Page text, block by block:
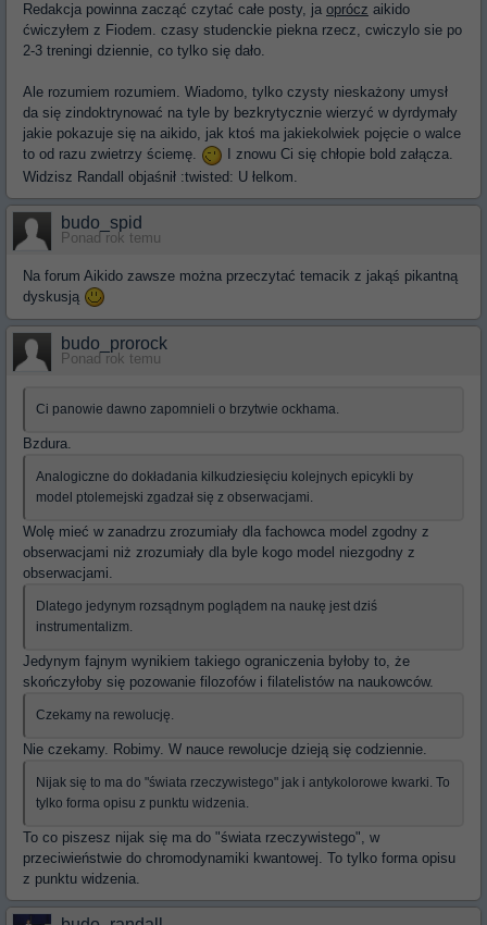
Redakcja powinna zacząć czytać całe posty, ja oprócz aikido
ćwiczyłem z Fiodem. czasy studenckie piekna rzecz, cwiczylo sie po
2-3 treningi dziennie, co tylko się dało.
Ale rozumiem rozumiem. Wiadomo, tylko czysty nieskażony umysł
da się zindoktrynować na tyle by bezkrytycznie wierzyć w dyrdymały
jakie pokazuje się na aikido, jak ktoś ma jakiekolwiek pojęcie o walce
to od razu zwietrzy ściemę.
I znowu Ci się chłopie bold załącza.
Widzisz Randall objaśnił :twisted: U łelkom.
budo_spid
Ponad rok temu
Na forum Aikido zawsze można przeczytać temacik z jakąś pikantną
dyskusją
budo_prorock
Ponad rok temu
Ci panowie dawno zapomnieli o brzytwie ockhama.
Bzdura.
Analogiczne do dokładania kilkudziesięciu kolejnych epicykli by
model ptolemejski zgadzał się z obserwacjami.
Wolę mieć w zanadrzu zrozumiały dla fachowca model zgodny z
obserwacjami niż zrozumiały dla byle kogo model niezgodny z
obserwacjami.
Dlatego jedynym rozsądnym poglądem na naukę jest dziś
instrumentalizm.
Jedynym fajnym wynikiem takiego ograniczenia byłoby to, że
skończyłoby się pozowanie filozofów i filatelistów na naukowców.
Czekamy na rewolucję.
Nie czekamy. Robimy. W nauce rewolucje dzieją się codziennie.
Nijak się to ma do "świata rzeczywistego" jak i antykolorowe kwarki. To
tylko forma opisu z punktu widzenia.
To co piszesz nijak się ma do "świata rzeczywistego", w
przeciwieństwie do chromodynamiki kwantowej. To tylko forma opisu
z punktu widzenia.